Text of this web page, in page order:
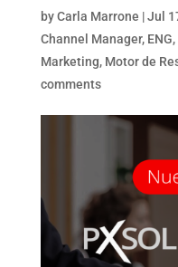
byCarla Marrone |Jul
Channel Manager, ENG,
Marketing, Motor de
comments